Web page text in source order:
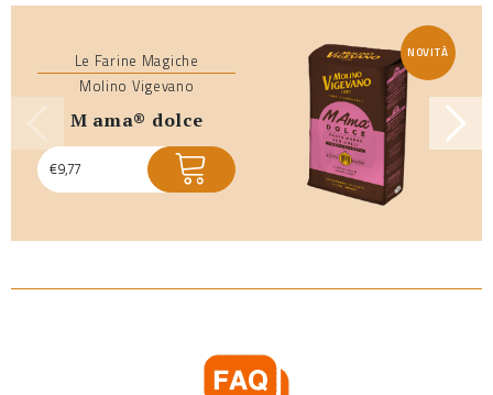
Le Farine Magiche
Molino Vigevano
m ama® dolce
€9,77
NOVITÀ